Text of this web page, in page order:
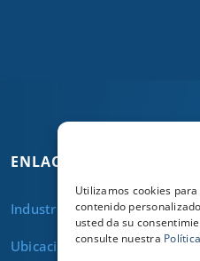
Utilizamos cookies
contenido
usted da su
consulte nuestra
ENLACES ÚTILES
Industrias
Ubicaciones